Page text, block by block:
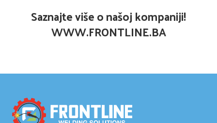
Saznajte više o našoj kompaniji!
WWW.FRONTLINE.BA